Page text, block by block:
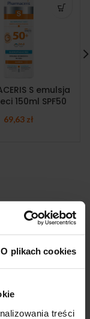
O plikach cookies
treści
S emulsja
150ml SPF50
69,63 zł